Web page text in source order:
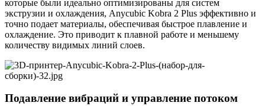
которые были идеально оптимизированы для систем
экструзии и охлаждения, Anycubic Kobra 2 Plus эффективно и
точно подает материалы, обеспечивая быстрое плавление и
охлаждение. Это приводит к плавной работе и меньшему
количеству видимых линий слоев.
Подавление вибраций и управление потоком